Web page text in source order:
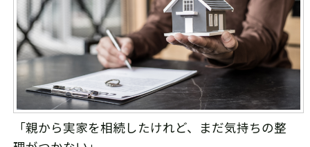
「親から実家を相続したけれど、まだ気持ちの整